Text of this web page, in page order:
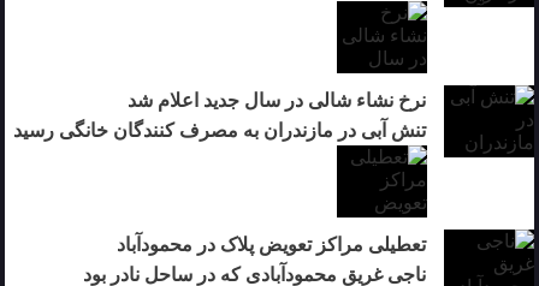
نرخ نشاء شالی در سال جدید اعلام شد
تنش آبی در مازندران به مصرف كنندگان خانگی رسيد
تعطیلی مراکز تعویض پلاک در محمودآباد
ناجی غریق محمودآبادی که در ساحل نادر بود